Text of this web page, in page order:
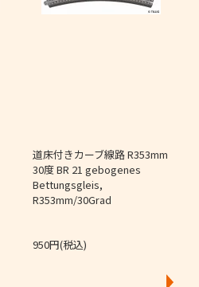
道床付きカーブ線路 R353mm
30度 BR 21 gebogenes
Bettungsgleis,
R353mm/30Grad
950円(税込)